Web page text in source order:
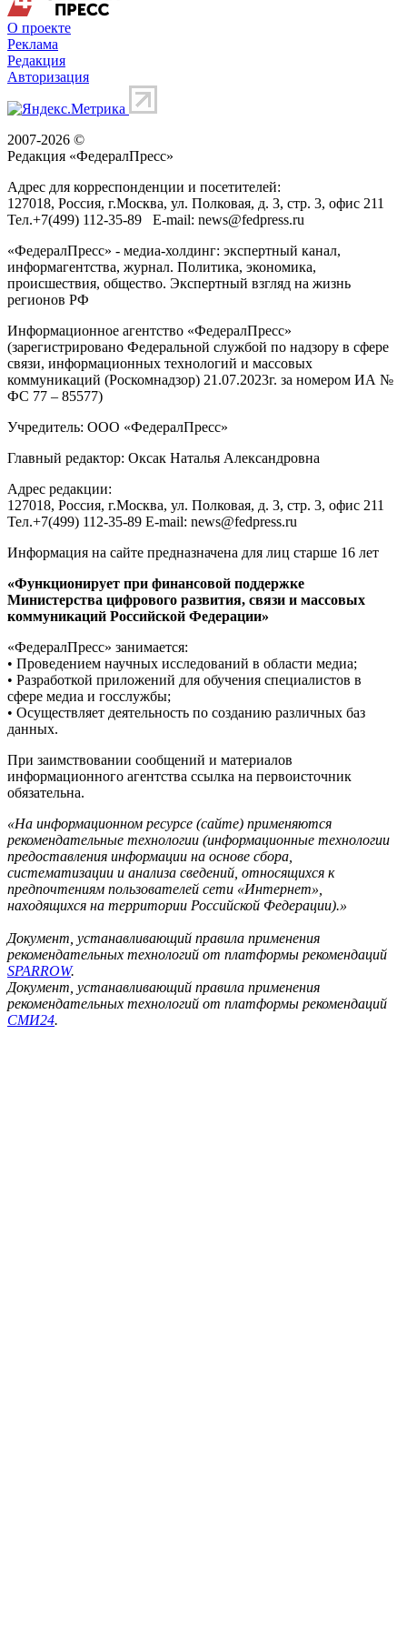
О проекте
Реклама
Редакция
Авторизация
2007-2026 ©
Редакция «ФедералПресс»
Адрес для корреспонденции и посетителей:
127018, Россия, г.Москва, ул. Полковая, д. 3, стр. 3, офис 211
Тел.+7(499) 112-35-89 E-mail: news@fedpress.ru
«ФедералПресс» - медиа-холдинг: экспертный канал,
информагентства, журнал. Политика, экономика,
происшествия, общество. Экспертный взгляд на жизнь
регионов РФ
Информационное агентство «ФедералПресс»
(зарегистрировано Федеральной службой по надзору в сфере
связи, информационных технологий и массовых
коммуникаций (Роскомнадзор) 21.07.2023г. за номером ИА №
ФС 77 – 85577)
Учредитель: ООО «ФедералПресс»
Главный редактор: Оксак Наталья Александровна
Адрес редакции:
127018, Россия, г.Москва, ул. Полковая, д. 3, стр. 3, офис 211
Тел.+7(499) 112-35-89 E-mail: news@fedpress.ru
Информация на сайте предназначена для лиц старше 16 лет
«Функционирует при финансовой поддержке
Министерства цифрового развития, связи и массовых
коммуникаций Российской Федерации»
«ФедералПресс» занимается:
• Проведением научных исследований в области медиа;
• Разработкой приложений для обучения специалистов в
сфере медиа и госслужбы;
• Осуществляет деятельность по созданию различных баз
данных.
При заимствовании сообщений и материалов
информационного агентства ссылка на первоисточник
обязательна.
«На информационном ресурсе (сайте) применяются
рекомендательные технологии (информационные технологии
предоставления информации на основе сбора,
систематизации и анализа сведений, относящихся к
предпочтениям пользователей сети «Интернет»,
находящихся на территории Российской Федерации).»
Документ, устанавливающий правила применения
рекомендательных технологий от платформы рекомендаций
SPARROW.
Документ, устанавливающий правила применения
рекомендательных технологий от платформы рекомендаций
СМИ24.